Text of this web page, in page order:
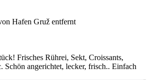
Hafen Gruž entfernt
Frisches Rührei, Sekt, Croissants,
Schön angerichtet, lecker, frisch.. Einfach